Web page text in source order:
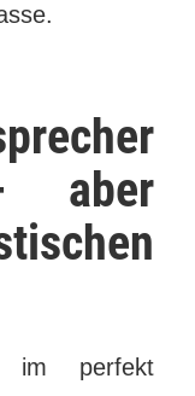
aber
im perfekt